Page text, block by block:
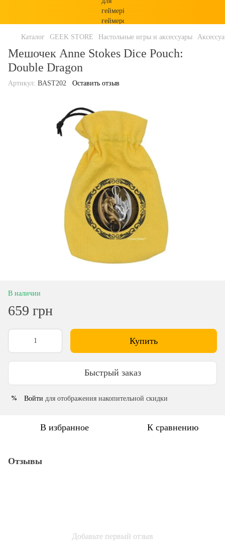
Каталог GEEK STORE Настольные игры и аксессуары
Мешочек Anne Stokes Dice Pouch:
Double Dragon
Артикул: BAST202 Оставить отзыв
В наличии
659 грн
Купить
Быстрый заказ
% Войти для отображения накопительной скидки
В избранное К сравнению
Отзывы
Добавьте первый отзыв